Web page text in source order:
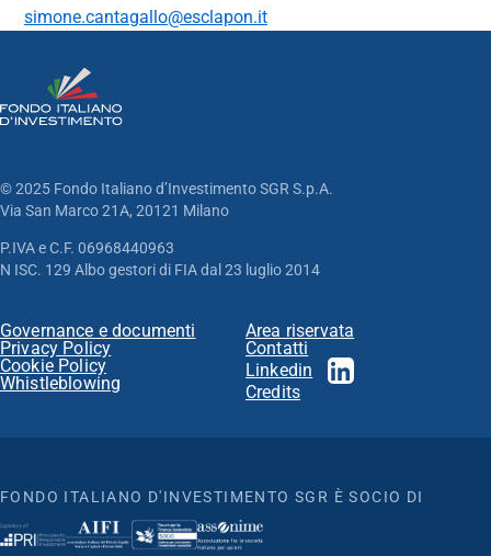
simone.cantagallo@esclapon.it
© 2025 Fondo Italiano d’Investimento SGR S.p.A.
Via San Marco 21A, 20121 Milano
P.IVA e C.F. 06968440963
N ISC. 129 Albo gestori di FIA dal 23 luglio 2014
Governance e documenti
Privacy Policy
Cookie Policy
Whistleblowing
Area riservata
Contatti
Linkedin
Credits
FONDO ITALIANO D'INVESTIMENTO SGR È SOCIO DI